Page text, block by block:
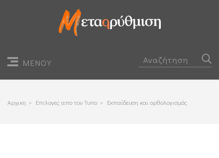
ΜΕΝΟΥ
Αρχικη > Επιλογες απο τον Τυπο > Εκπαίδευση και ορθολογισμός